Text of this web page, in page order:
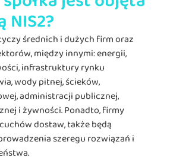
średnich i dużych firm oraz
między innymi: energii,
infrastruktury rynku
wody pitnej, ścieków,
administracji publicznej,
i żywności. Ponadto, firmy
dostaw, także będą
szeregu rozwiązań i